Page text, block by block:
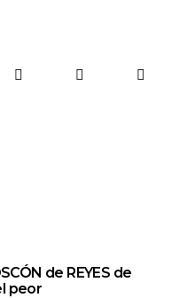
de REYES de
peor